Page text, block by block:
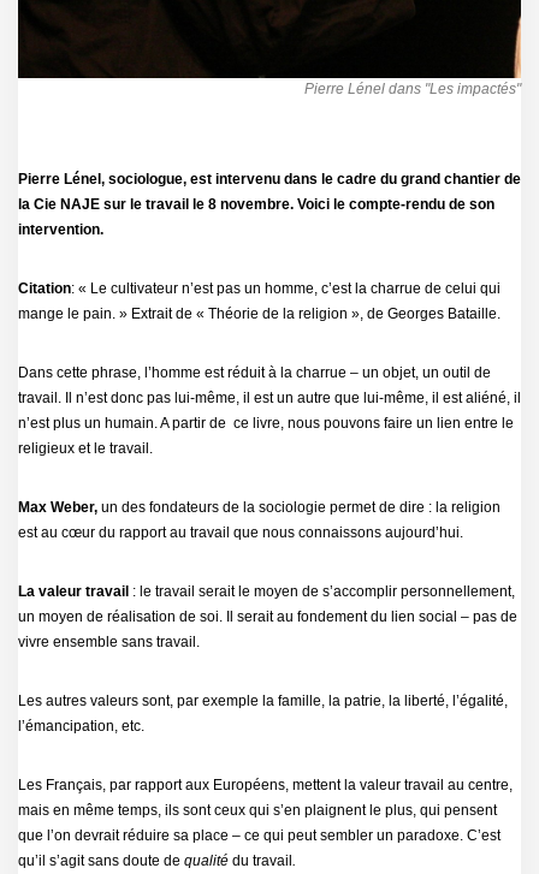
Pierre Lénel dans "Les impactés"
Pierre Lénel, sociologue, est intervenu dans le cadre du grand chantier de
la Cie NAJE sur le travail le 8 novembre. Voici le compte-rendu de son
intervention.
Citation: « Le cultivateur n’est pas un homme, c’est la charrue de celui qui
mange le pain. » Extrait de « Théorie de la religion », de Georges Bataille.
Dans cette phrase, l’homme est réduit à la charrue – un objet, un outil de
travail. Il n’est donc pas lui-même, il est un autre que lui-même, il est aliéné, il
n’est plus un humain. A partir de ce livre, nous pouvons faire un lien entre le
religieux et le travail.
Max Weber, un des fondateurs de la sociologie permet de dire : la religion
est au cœur du rapport au travail que nous connaissons aujourd’hui.
La valeur travail : le travail serait le moyen de s’accomplir personnellement,
un moyen de réalisation de soi. Il serait au fondement du lien social – pas de
vivre ensemble sans travail.
Les autres valeurs sont, par exemple la famille, la patrie, la liberté, l’égalité,
l’émancipation, etc.
Les Français, par rapport aux Européens, mettent la valeur travail au centre,
mais en même temps, ils sont ceux qui s’en plaignent le plus, qui pensent
que l’on devrait réduire sa place – ce qui peut sembler un paradoxe. C’est
qu’il s’agit sans doute de qualité du travail .